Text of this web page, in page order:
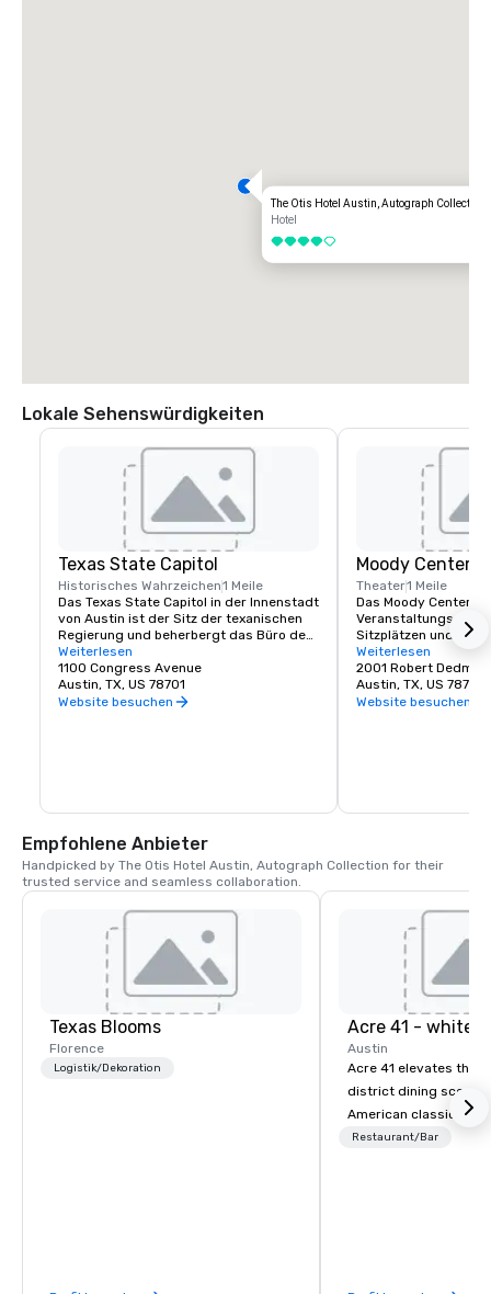
The Otis Hotel Austin, Autograph Collection
Hotel
4 von 5
Lokale Sehenswürdigkeiten
Texas State Capitol
Historisches Wahrzeichen1 Meile
Das Texas State Capitol in der Innenstadt
von Austin ist der Sitz der texanischen
Regierung und beherbergt das Büro des
Gouverneurs und die Legislative des
Bundesstaates. Das 1888
fertiggestellte, 302 Fuß hohe
Renaissance-Gebäude besteht aus
Weiterlesen
1100 Congress Avenue
Austin, TX, US 78701
Website besuchen
Moody Center
Theater1 Meile
Das Moody Center
Veranstaltungsort
Sitzplätzen und über
Jahr voller
Das Moody Center
größten Namen der
veranstaltet
Weiterlesen
2001 Robert
Austin, TX, US 78712
Website besuchen
Empfohlene Anbieter
Handpicked by The Otis Hotel Austin, Autograph Collection for their
trusted service and seamless collaboration.
Texas Blooms
Florence
Logistik/Dekoration
Acre 41 -
Austin
Acre 41 elevates the
district dining scene
American classics in
casual atmosphere.
Restaurant/Bar